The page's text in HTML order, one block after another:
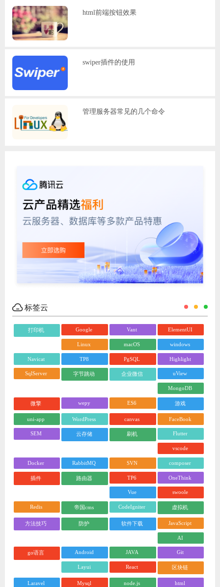
html前端按钮效果
swiper插件的使用
管理服务器常见的几个命令
标签云
打印机 Google Vant ElementUI
Linux macOS windows
Navicat TP8 PgSQL Highlight
SqlServer 字节跳动 企业微信 uView
MongoDB
微擎 wepy ES6 游戏
uni-app WordPress canvas FaceBook
SEM 云存储 刷机 Flutter
vscode
Docker RabbitMQ SVN composer
插件 路由器 TP6 OneThink
Vue swoole
Redis 帝国cms CodeIgniter 虚拟机
方法技巧 防护 软件下载 JavaScript
AI
go语言 Android JAVA Git
Layui React 区块链
Laravel Mysql node.js html